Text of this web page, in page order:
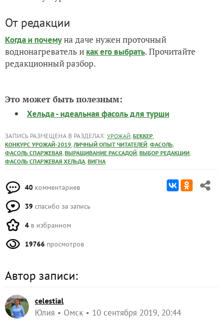
От редакции
Когда и почемуна даче нужен проточный
воднонагреватель и как его выбрать. Прочитайте
редакционный разбор.
Это может быть полезным:
Хельда - идеальная фасоль для турши
ЗАПИСЬ РАЗМЕЩЕНА В РАЗДЕЛАХ: УРОЖАЙ, БЕККЕР,
КОНКУРС УРОЖАЙ-2019, ЛИЧНЫЙ ОПЫТ ЧИТАТЕЛЕЙ, ФАСОЛЬ,
ФАСОЛЬ СПАРЖЕВАЯ, ВЫРАЩИВАНИЕ РАССАДОЙ, ВЫБОР РЕДАКЦИИ,
ФАСОЛЬ СПАРЖЕВАЯ ХЕЛЬДА, ВИГНА
40 комментариев
39 спасибо за запись
4 в избранном
19766 просмотров
Автор записи:
celestial
Юлия Омск 10 сентября 2019, 20:44